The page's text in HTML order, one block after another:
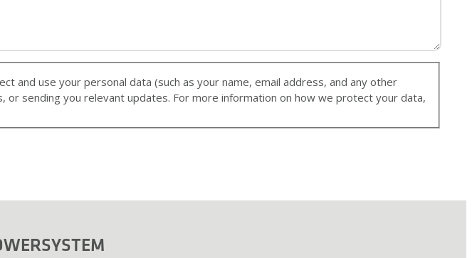
sending you relevant updates. For more information on how we protect your data,